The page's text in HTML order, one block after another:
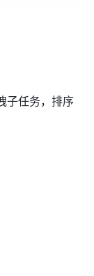
子任务，排序